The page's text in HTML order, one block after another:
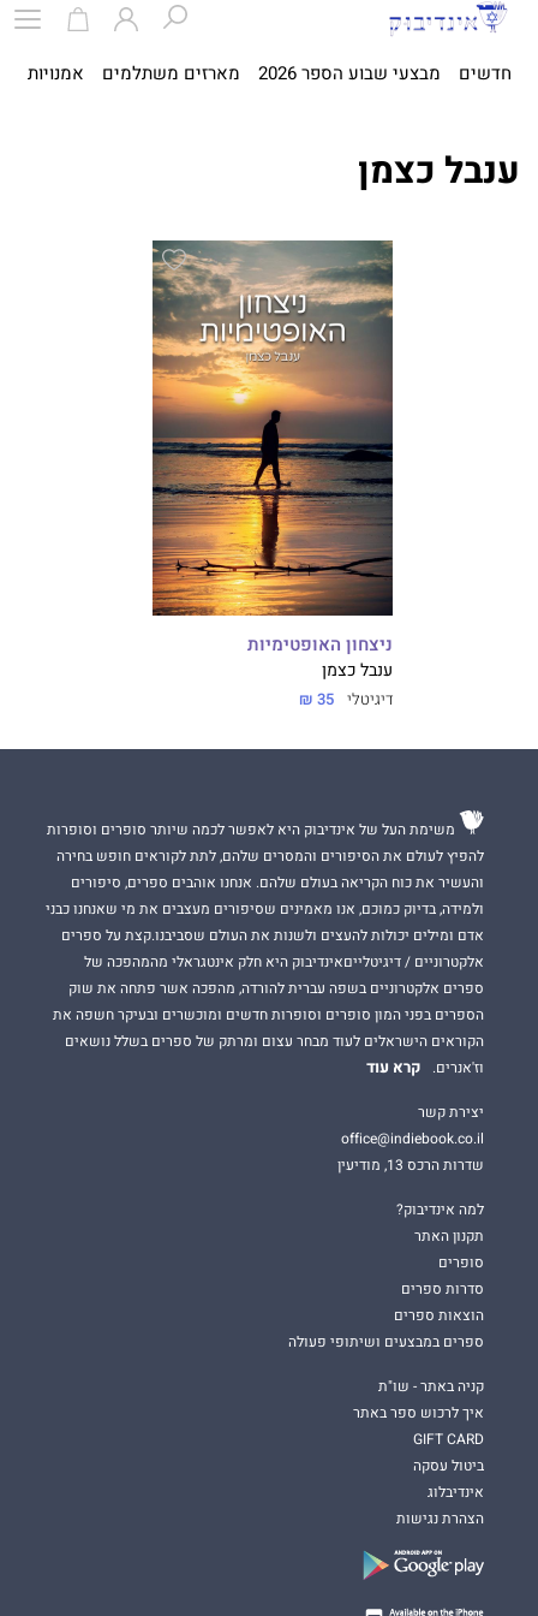
חדשים מבצעי שבוע הספר 2026 מארזים משתלמים אמנויות
ענבל כצמן
ניצחון האופטימיות
ענבל כצמן
דיגיטלי 35 ₪
משימת העל של אינדיבוק היא לאפשר לכמה שיותר סופרים וסופרות
להפיץ לעולם את הסיפורים והמסרים שלהם, לתת לקוראים חופש בחירה
והעשיר את כוח הקריאה בעולם שלהם. אנחנו אוהבים ספרים, סיפורים
ולמידה, בדיוק כמוכם, אנו מאמינים שסיפורים מעצבים את מי שאנחנו כבני
אדם ומילים יכולות להעצים ולשנות את העולם שסביבנו.קצת על ספרים
אלקטרוניים / דיגיטלייםאינדיבוק היא חלק אינטגראלי מהמהפכה של
ספרים אלקטרוניים בשפה עברית להורדה, מהפכה אשר פתחה את שוק
הספרים בפני המון סופרים וסופרות חדשים ומוכשרים ובעיקר חשפה את
הקוראים הישראלים לעוד מבחר עצום ומרתק של ספרים בשלל נושאים
וז'אנרים.
קרא עוד
יצירת קשר
office@indiebook.co.il
שדרות הרכס 13, מודיעין
למה אינדיבוק?
תקנון האתר
סופרים
סדרות ספרים
הוצאות ספרים
ספרים במבצעים ושיתופי פעולה
קניה באתר - שו"ת
איך לרכוש ספר באתר
GIFT CARD
ביטול עסקה
אינדיבלוג
הצהרת נגישות